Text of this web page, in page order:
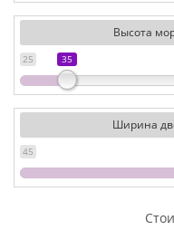
Высота
25 35
Ширина
45